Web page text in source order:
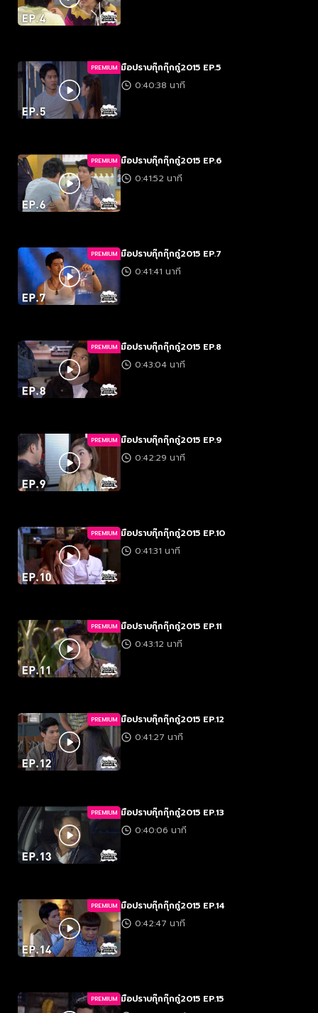
PREMIUM มือปราบกุ๊กกุ๊กกู๋2015 EP.5
0:40:38 นาที
PREMIUM มือปราบกุ๊กกุ๊กกู๋2015 EP.6
0:41:52 นาที
PREMIUM มือปราบกุ๊กกุ๊กกู๋2015 EP.7
0:41:41 นาที
PREMIUM มือปราบกุ๊กกุ๊กกู๋2015 EP.8
0:43:04 นาที
PREMIUM มือปราบกุ๊กกุ๊กกู๋2015 EP.9
0:42:29 นาที
PREMIUM มือปราบกุ๊กกุ๊กกู๋2015 EP.10
0:41:31 นาที
PREMIUM มือปราบกุ๊กกุ๊กกู๋2015 EP.11
0:43:12 นาที
PREMIUM มือปราบกุ๊กกุ๊กกู๋2015 EP.12
0:41:27 นาที
PREMIUM มือปราบกุ๊กกุ๊กกู๋2015 EP.13
0:40:06 นาที
PREMIUM มือปราบกุ๊กกุ๊กกู๋2015 EP.14
0:42:47 นาที
PREMIUM มือปราบกุ๊กกุ๊กกู๋2015 EP.15